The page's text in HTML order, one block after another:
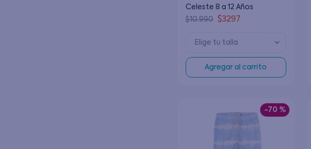
Celeste 8 a 12 Años
$10.990 $3297
Elige tu talla
Agregar al carrito
-70 %